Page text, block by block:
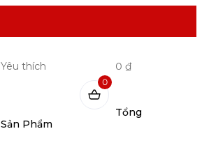
Yêu thích
Sản Phẩm
Tổng
0 ₫
0